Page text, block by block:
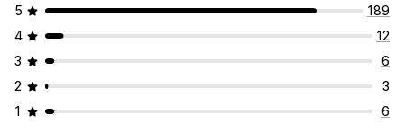
5
189
4
12
3
6
2
3
1
6